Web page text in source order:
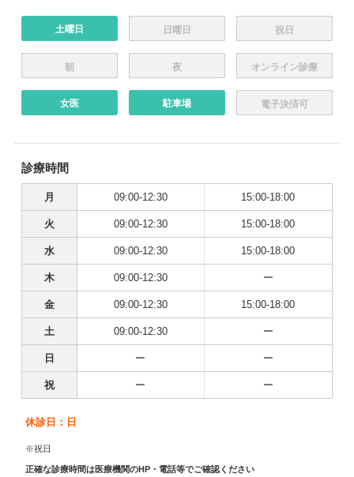
土曜日 日曜日 祝日
朝 夜 オンライン診療
女医 駐車場 電子決済可
診療時間
月 09:00-12:30 15:00-18:00
火 09:00-12:30 15:00-18:00
水 09:00-12:30 15:00-18:00
木 09:00-12:30 ー
金 09:00-12:30 15:00-18:00
土 09:00-12:30 ー
日 ー ー
祝 ー ー
休診日：日
※祝日
正確な診療時間は医療機関のHP・電話等でご確認ください